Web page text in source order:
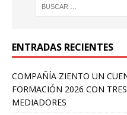
ENTRADAS RECIENTES
COMPAÑÍA ZIENTO UN
FORMACIÓN 2026 CON
MEDIADORES